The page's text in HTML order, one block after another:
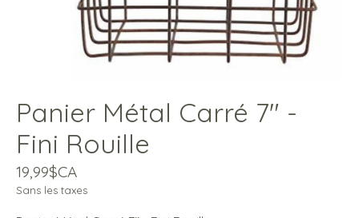
Panier Métal Carré 7" -
Fini Rouille
19,99$CA
Sans les taxes